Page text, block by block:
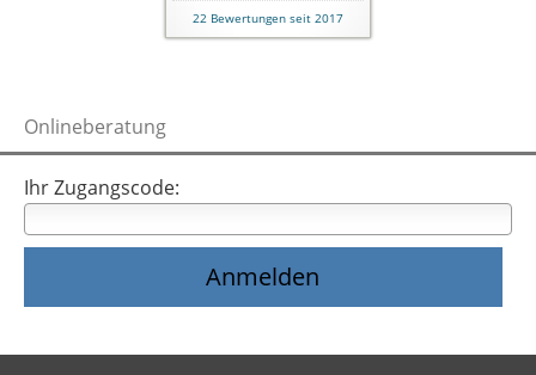
22 Bewertungen seit 2017
Onlineberatung
Ihr Zugangscode: